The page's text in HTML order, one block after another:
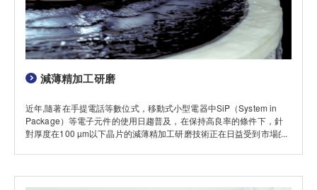
減薄精加工研磨
近年,隨著在手提電話等數位式，移動式小型電器中SiP（System in
Package）等電子元件的使用日趨普及，在保持高良率的條件下，針
對厚度在100 µm以下晶片的減薄精加工研磨技術正在日益受到市場的
的組合，能夠向客戶提供最符合要求的加工條件。 在這裡將向大家介